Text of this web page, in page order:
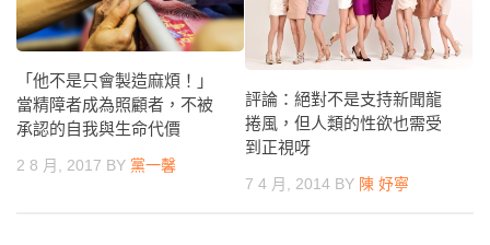
「他不是只會製造麻煩！」
當精障者成為照顧者，不被
承認的自我與生命代價
2 8 月, 2017 BY 黨一馨
評論：絕對不是支持新聞龍
捲風，但人類的性欲也需受
到正視呀
7 4 月, 2014 BY 陳 妤寧